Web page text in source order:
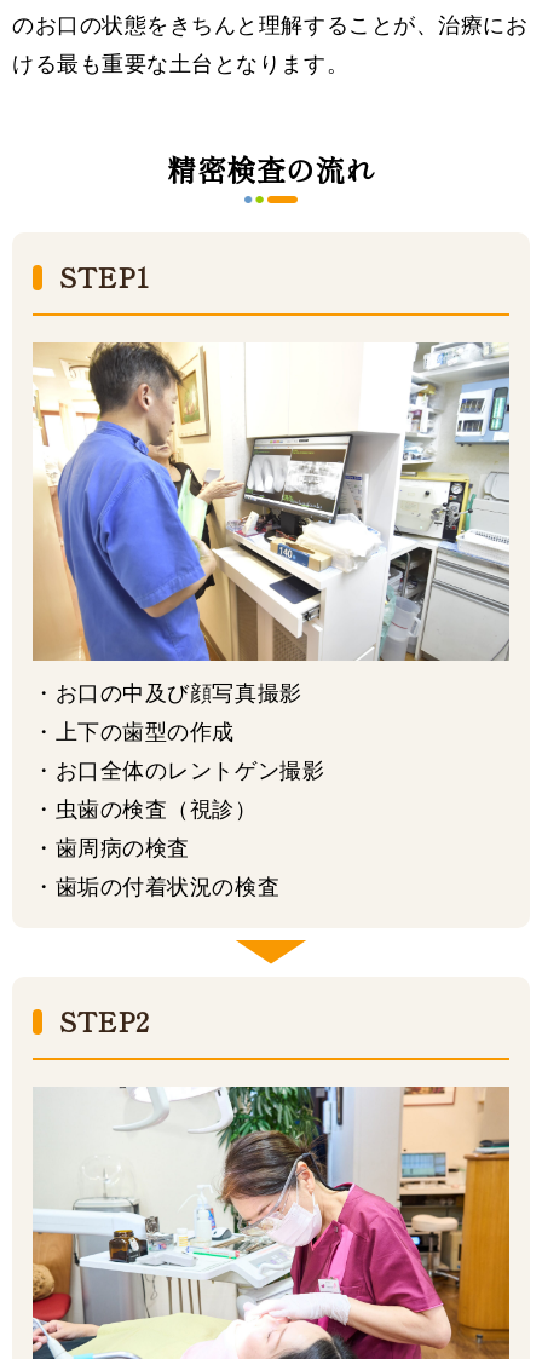
のお口の状態をきちんと理解することが、治療にお
ける最も重要な土台となります。
精密検査の流れ
STEP1
・お口の中及び顔写真撮影
・上下の歯型の作成
・お口全体のレントゲン撮影
・虫歯の検査（視診）
・歯周病の検査
・歯垢の付着状況の検査
STEP2